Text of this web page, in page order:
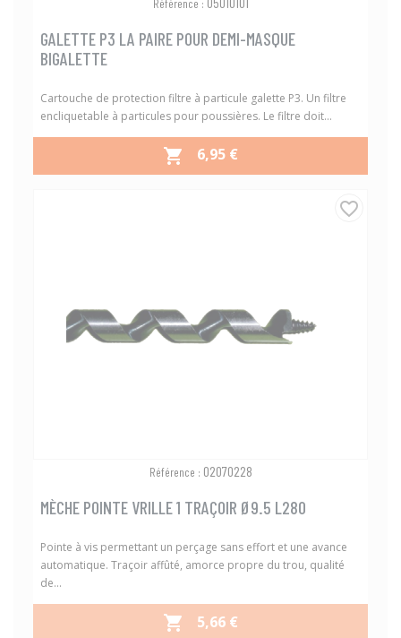
Référence :
GALETTE P3 LA PAIRE POUR DEMI-MASQUE
BIGALETTE
Cartouche de protection filtre à particule galette P3. Un filtre
encliquetable à particules pour poussières. Le filtre doit...
 PRIX
6,95 €
Référence : 02070228
MÈCHE POINTE VRILLE 1 TRAÇOIR Ø9.5 L280
Pointe à vis permettant un perçage sans effort et une avance
automatique. Traçoir affûté, amorce propre du trou, qualité
de...
 PRIX
5,66 €
favorite_border